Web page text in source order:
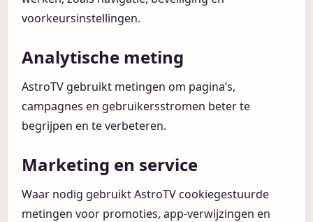
voorkeursinstellingen.
Analytische meting
AstroTV gebruikt metingen om pagina’s,
campagnes en gebruikersstromen beter te
begrijpen en te verbeteren.
Marketing en service
Waar nodig gebruikt AstroTV cookiegestuurde
metingen voor promoties, app-verwijzingen en